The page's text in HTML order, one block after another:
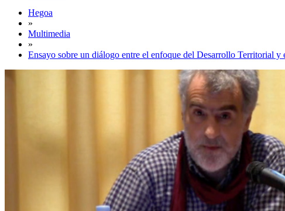
Hegoa
»
Multimedia
»
Ensayo sobre un diálogo entre el enfoque del Desarrollo Territorial